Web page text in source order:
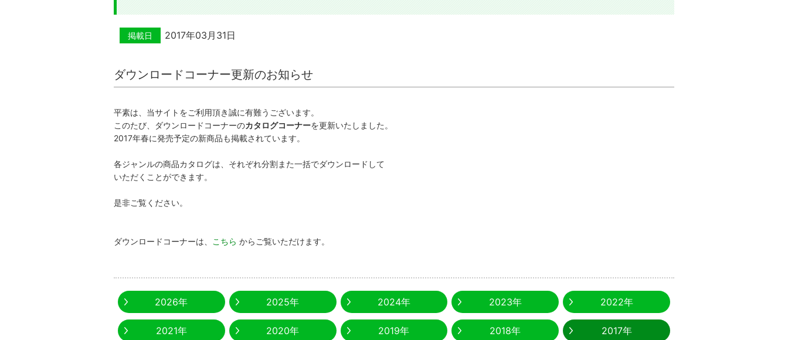
掲載日 2017年03月31日
ダウンロードコーナー更新のお知らせ
平素は、当サイトをご利用頂き誠に有難うございます。
このたび、ダウンロードコーナーのカタログコーナーを更新いたしました。
2017年春に発売予定の新商品も掲載されています。
各ジャンルの商品カタログは、それぞれ分割また一括でダウンロードして
いただくことができます。
是非ご覧ください。
ダウンロードコーナーは、 こちら からご覧いただけます。
2026年 2025年 2024年 2023年 2022年
2021年 2020年 2019年 2018年 2017年